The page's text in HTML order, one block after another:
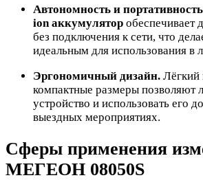
Автономность и
ion аккумулятор обеспечивает
без подключения к сети, что
идеальным для использования в
Эргономичный дизайн. Лёгкий
компактные размеры позволяют
устройство и использовать его
выездных мероприятиях.
Сферы применения
МЕГЕОН 08050S